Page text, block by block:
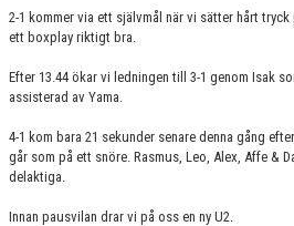
2-1 kommer via ett självmål när vi sätter hårt
ett boxplay riktigt bra.
Efter 13.44 ökar vi ledningen till 3-1 genom Isak
assisterad av Yama.
4-1 kom bara 21 sekunder senare denna gång
går som på ett snöre. Rasmus, Leo, Alex, Affe &
delaktiga.
Innan pausvilan drar vi på oss en ny U2.